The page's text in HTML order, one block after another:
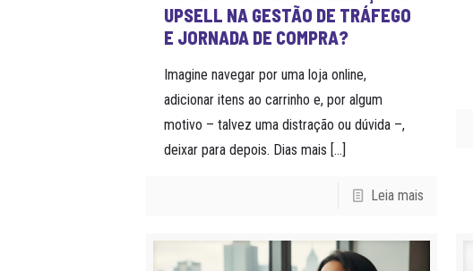
UPSELL NA GESTÃO DE TRÁFEGO
E JORNADA DE COMPRA?
Imagine navegar por uma loja online,
adicionar itens ao carrinho e, por algum
motivo – talvez uma distração ou dúvida –,
deixar para depois. Dias mais […]
Leia mais